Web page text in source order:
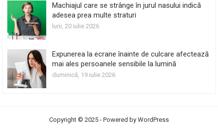
Machiajul care se strânge în jurul nasului indică
adesea prea multe straturi
luni, 20 iulie 2026
Expunerea la ecrane înainte de culcare afectează
mai ales persoanele sensibile la lumină
duminică, 19 iulie 2026
Copyright © 2025 - Powered by WordPress